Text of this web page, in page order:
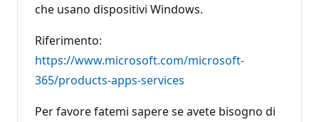
che usano dispositivi Windows.
Riferimento:
https://www.microsoft.com/microsoft-
365/products-apps-services
Per favore fatemi sapere se avete bisogno di